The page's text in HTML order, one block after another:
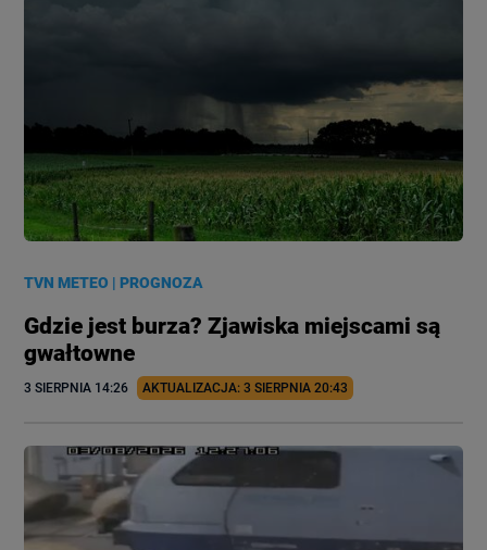
TVN METEO |PROGNOZA
Gdzie jest burza? Zjawiska miejscami są
gwałtowne
3 SIERPNIA 14:26 AKTUALIZACJA: 3 SIERPNIA 20:43